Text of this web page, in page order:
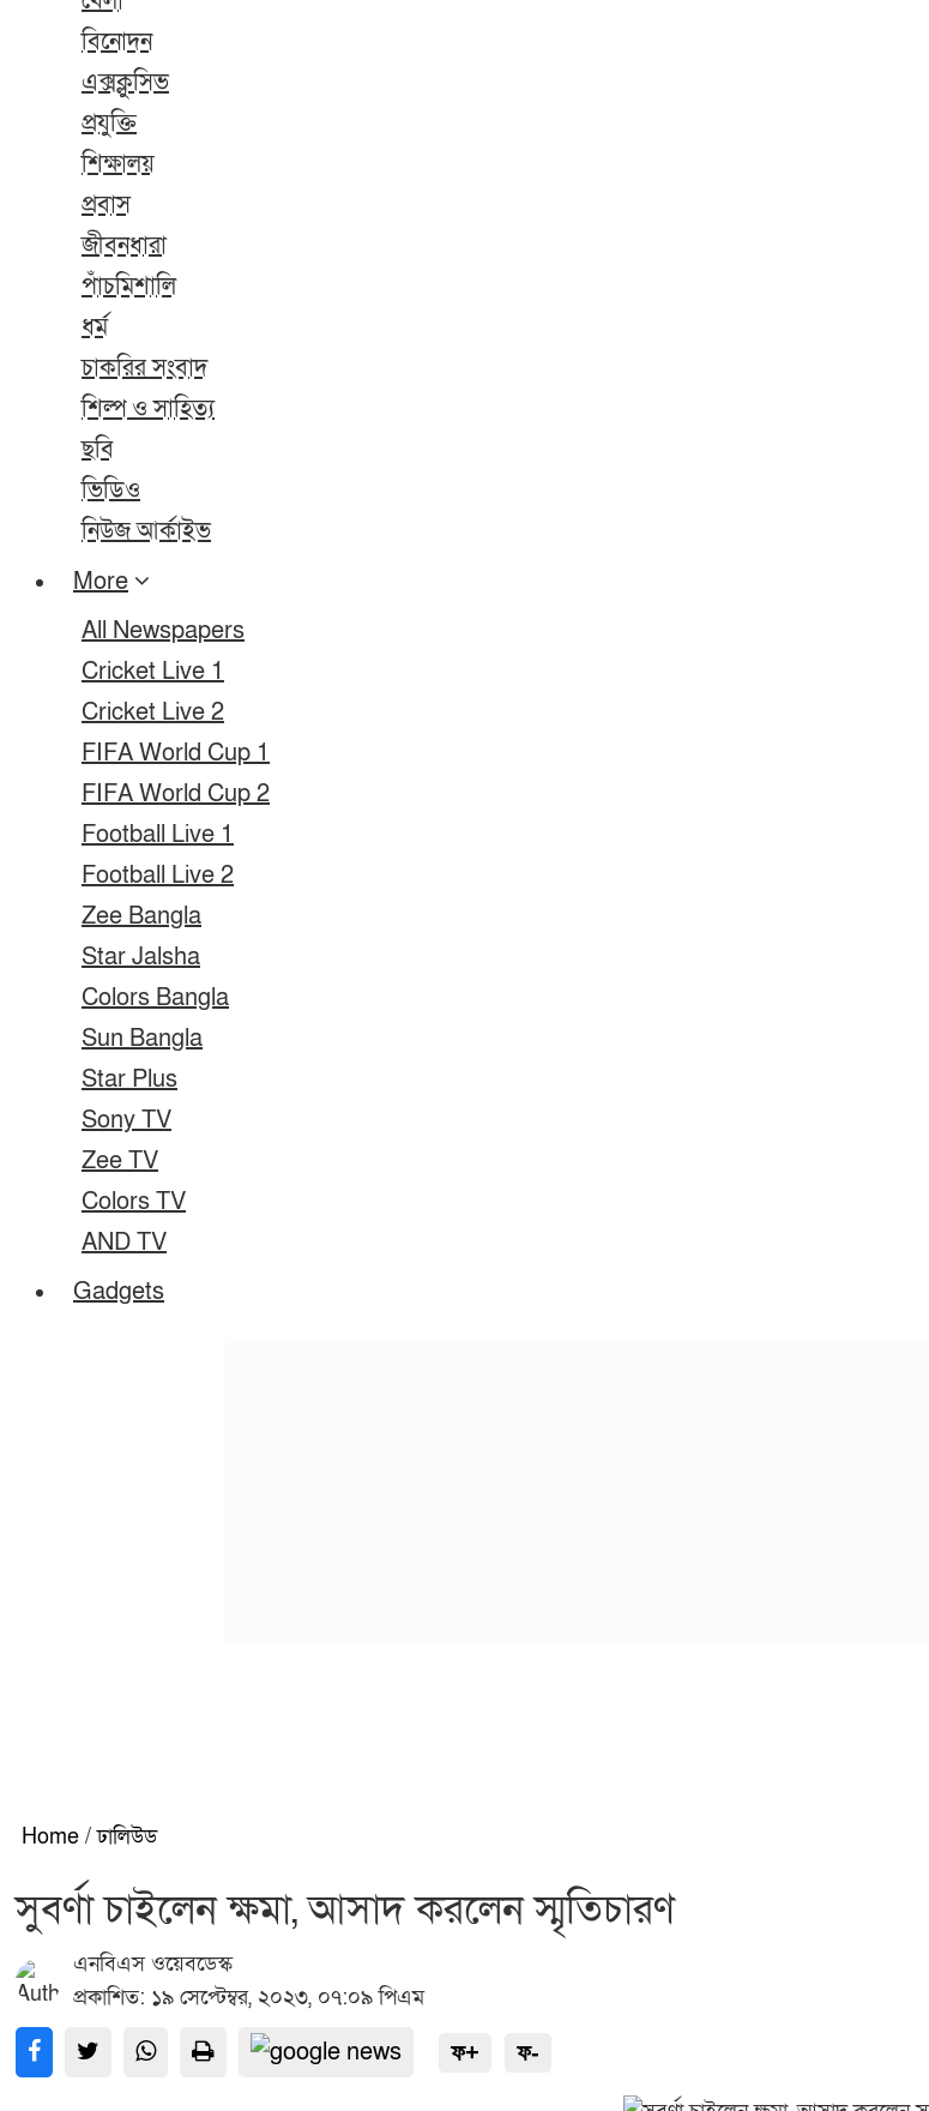
বিনোদন
এক্সক্লুসিভ
প্রযুক্তি
শিক্ষালয়
প্রবাস
জীবনধারা
পাঁচমিশালি
ধর্ম
চাকরির সংবাদ
শিল্প ও সাহিত্য
ছবি
ভিডিও
নিউজ আর্কাইভ
More
All Newspapers
Cricket Live 1
Cricket Live 2
FIFA World Cup 1
FIFA World Cup 2
Football Live 1
Football Live 2
Zee Bangla
Star Jalsha
Colors Bangla
Sun Bangla
Star Plus
Sony TV
Zee TV
Colors TV
AND TV
Gadgets
Home / ঢালিউড
সুবর্ণা চাইলেন ক্ষমা, আসাদ করলেন স্মৃতিচারণ
এনবিএস ওয়েবডেস্ক
প্রকাশিত: ১৯ সেপ্টেম্বর, ২০২৩, ০৭:০৯ পিএম
ফ+ ফ-